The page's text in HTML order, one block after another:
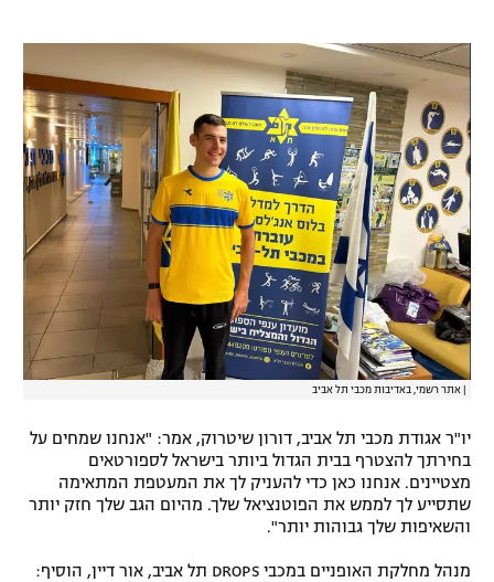
אתר רשמי, באדיבות מכבי תל אביב
יו"ר אגודת מכבי תל אביב, דורון שיטרוק, אמר: "אנחנו שמחים על
בחירתך להצטרף בבית הגדול ביותר בישראל לספורטאים
מצטיינים. אנחנו כאן כדי להעניק לך את המעטפת המתאימה
שתסייע לך לממש את הפוטנציאל שלך. מהיום הגב שלך חזק יותר
והשאיפות שלך גבוהות יותר".
מנהל מחלקת האופניים במכבי DROPS תל אביב, אור דיין, הוסיף: